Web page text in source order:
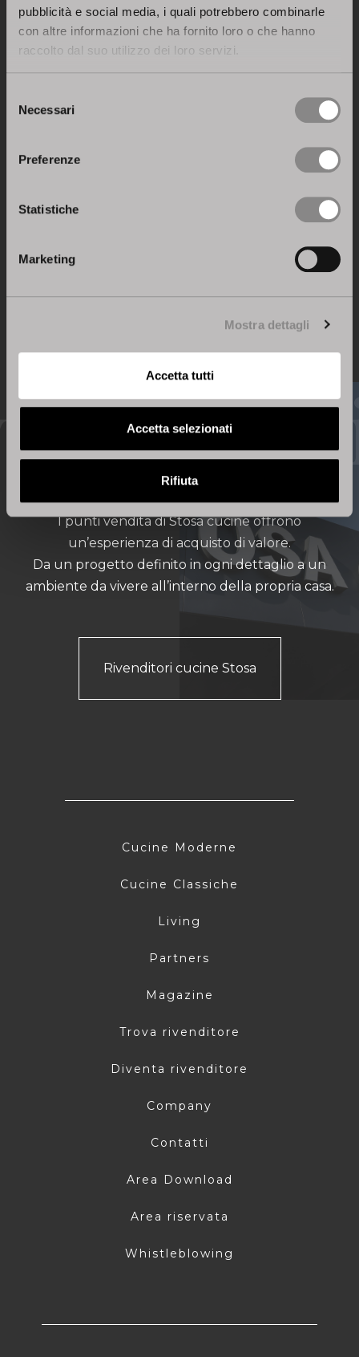
pubblicità e social media, i quali potrebbero combinarle
con altre informazioni che ha fornito loro o che hanno
raccolto dal suo utilizzo dei loro servizi.
delNecessari
Preferenze
Statistiche
Marketing
Mostra dettagli
Accetta tutti
Accetta selezionati
Rifiuta
Trova Rivenditore
I punti vendita di Stosa cucine offrono
un’esperienza di acquisto di valore.
Da un progetto definito in ogni dettaglio a un
ambiente da vivere all’interno della propria casa.
Rivenditori cucine Stosa
Cucine Moderne
Cucine Classiche
Living
Partners
Magazine
Trova rivenditore
Diventa rivenditore
Company
Contatti
Area Download
Area riservata
Whistleblowing